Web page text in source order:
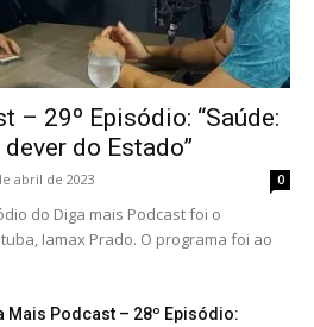
– 29º Episódio: “Saúde:
do Estado”
abril de 2023 0
do Diga mais Podcast foi o
Iamax Prado. O programa foi ao
Mais Podcast – 28º Episódio: